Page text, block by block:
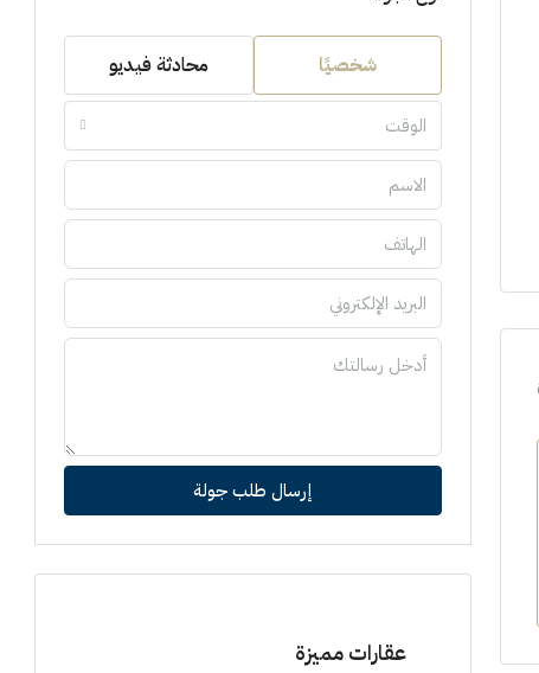
شخصيًا محادثة فيديو
الوقت
إرسال طلب جولة
عقارات مميزة